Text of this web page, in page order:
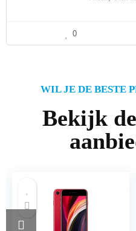
0
WIL JE DE BESTE
Bekijk